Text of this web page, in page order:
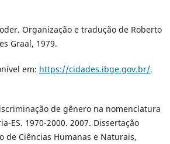
Organização e tradução de Roberto
Graal, 1979.
em: https://cidades.ibge.gov.br/.
de gênero na nomenclatura
ES. 1970-2000. 2007. Dissertação
de Ciências Humanas e Naturais,